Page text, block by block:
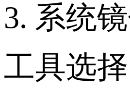
3. 系统
工具选